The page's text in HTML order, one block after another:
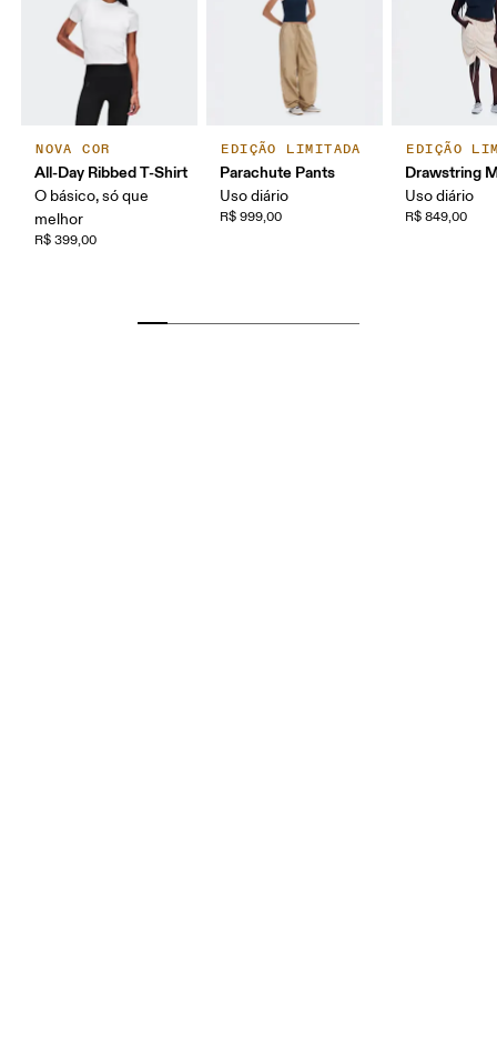
NOVA COR
All-Day Ribbed T-Shirt
O básico, só que
melhor
R$ 399,00
EDIÇÃO LIMITADA
Parachute Pants
Uso diário
R$ 999,00
EDIÇÃO
Drawstring
Uso diário
R$ 849,00